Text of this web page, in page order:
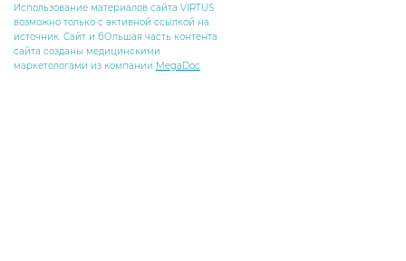
Использование материалов сайта VIRTUS
возможно только с активной ссылкой на
источник. Сайт и бОльшая часть контента
сайта созданы медицинскими
маркетологами из компании MegaDoc